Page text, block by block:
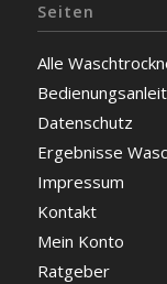
Seiten
Alle
Datenschutz
Ergebnisse
Impressum
Kontakt
Mein Konto
Ratgeber